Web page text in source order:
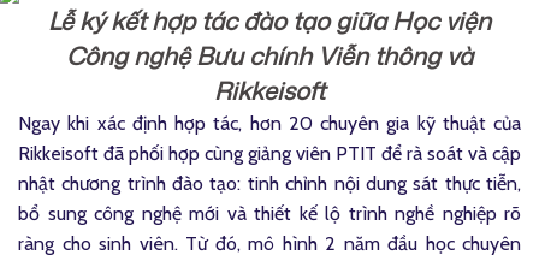
Lễ ký kết hợp tác đào tạo giữa Học viện
Công nghệ Bưu chính Viễn thông và
Rikkeisoft
Ngay khi xác định hợp tác, hơn 20 chuyên gia kỹ thuật của
Rikkeisoft đã phối hợp cùng giảng viên PTIT để rà soát và cập
nhật chương trình đào tạo: tinh chỉnh nội dung sát thực tiễn,
bổ sung công nghệ mới và thiết kế lộ trình nghề nghiệp rõ
ràng cho sinh viên. Từ đó, mô hình 2 năm đầu học chuyên